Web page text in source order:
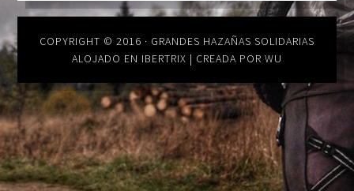
COPYRIGHT © 2016 · GRANDES HAZAÑAS SOLIDARIAS
ALOJADO EN IBERTRIX | CREADA POR WU